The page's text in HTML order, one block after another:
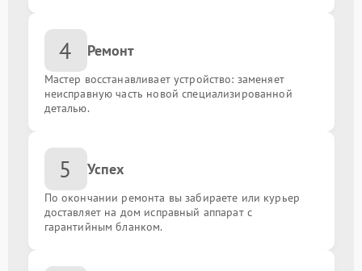
Замена микрофона
Замена оперативной памяти
Замена шлейфа
Чистка от пыли от 1000.00 ₽
4 Ремонт
Мастер восстанавливает устройство: заменяет
неисправную часть новой специализированной
деталью.
5 Успех
По окончании ремонта вы забираете или курьер
доставляет на дом исправный аппарат с
гарантийным бланком.